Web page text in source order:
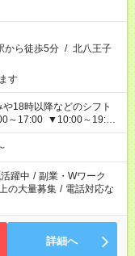
から徒歩5分 / 北八王子
す
や18時以降などのシフト
～17:00 ▼10:00～19:00
躍中 / 副業・Wワーク
の大量募集 / 電話対応な
詳細へ